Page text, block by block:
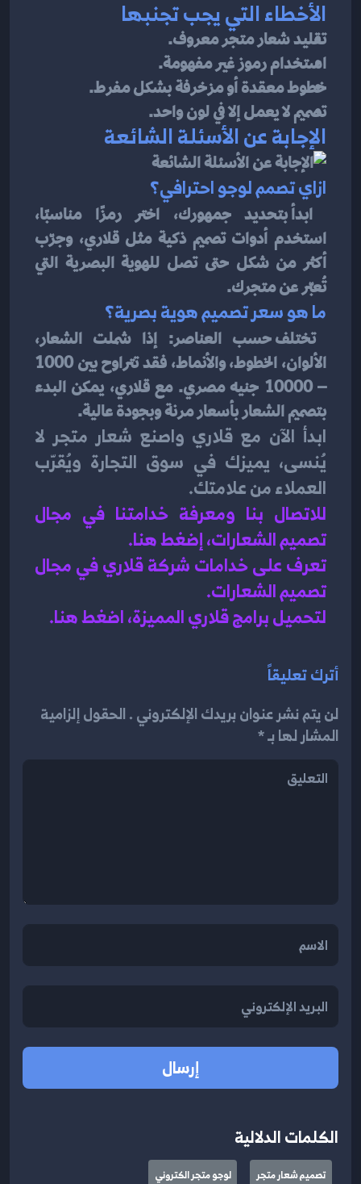
الأخطاء التي يجب تجنبها
تقليد شعار متجر معروف.
استخدام رموز غير مفهومة.
خطوط معقدة أو مزخرفة بشكل مفرط.
تصميم لا يعمل إلا في لون واحد.
الإجابة عن الأسئلة الشائعة
ازاي تصمم لوجو احترافي؟
تُعبّر عن متجرك.
ما هو سعر تصميم هوية بصرية؟
بتصميم الشعار بأسعار مرنة وبجودة عالية.
العملاء من علامتك.
تصميم الشعارات، إضغط هنا.
تصميم الشعارات.
لتحميل برامج قلاري المميزة، اضغط هنا.
أترك تعليقاً
لن يتم نشر عنوان بريدك الإلكتروني . الحقول إلزامية
المشار لها بـ *
إرسال
الكلمات الدلالية
تصميم شعار متجر
لوجو متجر الكتروني